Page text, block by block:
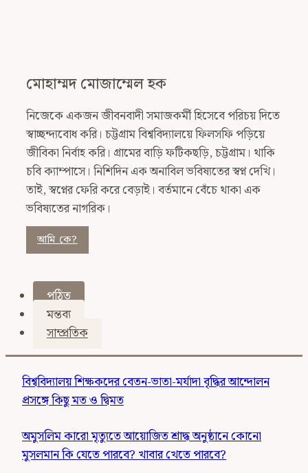
মোহাম্মদ মোজাম্মেল হক
নিজেকে একজন জীবনবাদী সমাজকর্মী হিসেবে পরিচয় দিতে
স্বাচ্ছন্দ্যবোধ করি। চট্টগ্রাম বিশ্ববিদ্যালয়ে ফিলসফি পড়িয়ে
জীবিকা নির্বাহ করি। গ্রামের বাড়ি ফটিকছড়ি, চট্টগ্রাম। থাকি
চবি ক্যাম্পাসে। নিশিদিন এক অনাবিল ভবিষ্যতের স্বপ্ন দেখি।
তাই, স্বপ্নের ফেরি করে বেড়াই। বর্তমানে বেঁচে থাকা এক
ভবিষ্যতের নাগরিক।
আমি কে?
পঠিত
মন্তব্য
সাম্প্রতিক
বিশ্ববিদ্যালয় শিক্ষকদের বেতন-ভাতা-মর্যাদা বৃদ্ধির আন্দোলন
প্রসঙ্গে কিছু মত ও দ্বিমত
অমুসলিম কারো মৃত্যুতে আয়োজিত শ্রাদ্ধ অনুষ্ঠানে কোনো
মুসলমান কি যেতে পারবে? খাবার খেতে পারবে?